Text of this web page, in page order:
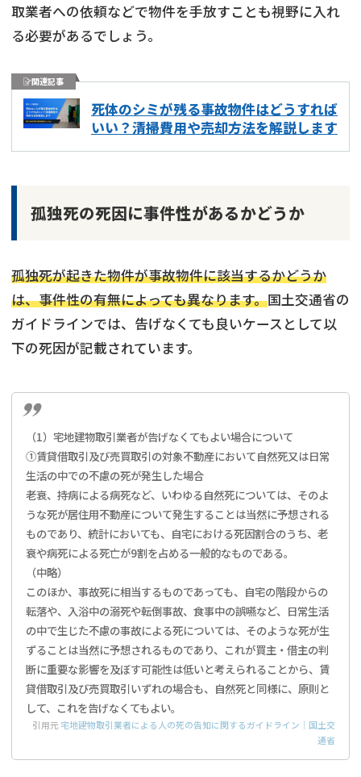
取業者への依頼などで物件を手放すことも視野に入れ
る必要があるでしょう。
関連記事
死体のシミが残る事故物件はどうすれば
いい？清掃費用や売却方法を解説します
孤独死の死因に事件性があるかどうか
孤独死が起きた物件が事故物件に該当するかどうか
は、事件性の有無によっても異なります。国土交通省の
ガイドラインでは、告げなくても良いケースとして以
下の死因が記載されています。
（1）宅地建物取引業者が告げなくてもよい場合について
①賃貸借取引及び売買取引の対象不動産において自然死又は日常
生活の中での不慮の死が発生した場合
老衰、持病による病死など、いわゆる自然死については、そのよ
うな死が居住用不動産について発生することは当然に予想される
ものであり、統計においても、自宅における死因割合のうち、老
衰や病死による死亡が9割を占める一般的なものである。
（中略）
このほか、事故死に相当するものであっても、自宅の階段からの
転落や、入浴中の溺死や転倒事故、食事中の誤嚥など、日常生活
の中で生じた不慮の事故による死については、そのような死が生
ずることは当然に予想されるものであり、これが買主・借主の判
断に重要な影響を及ぼす可能性は低いと考えられることから、賃
貸借取引及び売買取引いずれの場合も、自然死と同様に、原則と
して、これを告げなくてもよい。
引用元 宅地建物取引業者による人の死の告知に関するガイドライン｜国土交
通省